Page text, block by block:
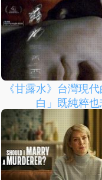
《甘露水》台灣現
白」既純粹